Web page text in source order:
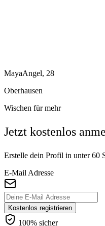
MayaAngel, 28
Oberhausen
Wischen für mehr
Jetzt kostenlos
Erstelle dein Profil in unter 60
E-Mail Adresse
Kostenlos registrieren
100% sicher